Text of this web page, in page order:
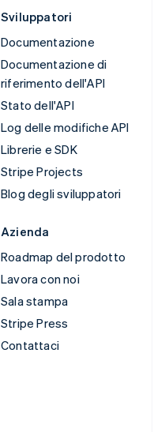
Sviluppatori
Documentazione
Documentazione di
riferimento dell'API
Stato dell'API
Log delle modifiche API
Librerie e SDK
Stripe Projects
Blog degli sviluppatori
Azienda
Roadmap del prodotto
Lavora con noi
Sala stampa
Stripe Press
Contattaci